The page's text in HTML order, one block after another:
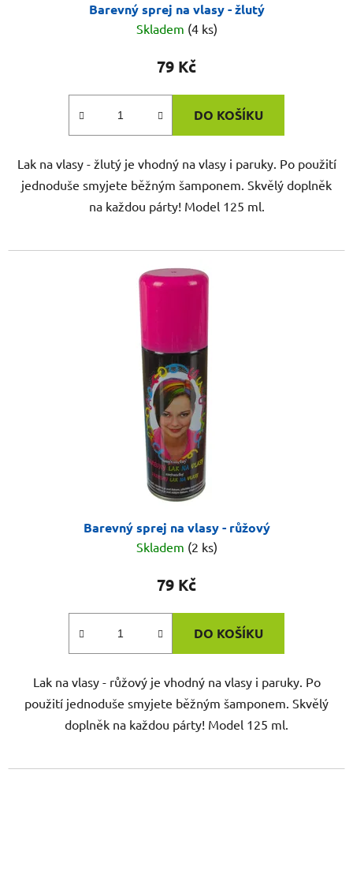
Barevný sprej na vlasy - žlutý
Skladem (4 ks)
79 Kč
DO KOŠÍKU
Lak na vlasy - žlutý je vhodný na vlasy i paruky. Po použití
jednoduše smyjete běžným šamponem. Skvělý doplněk
na každou párty! Model 125 ml.
Barevný sprej na vlasy - růžový
Skladem (2 ks)
79 Kč
DO KOŠÍKU
Lak na vlasy - růžový je vhodný na vlasy i paruky. Po
použití jednoduše smyjete běžným šamponem. Skvělý
doplněk na každou párty! Model 125 ml.